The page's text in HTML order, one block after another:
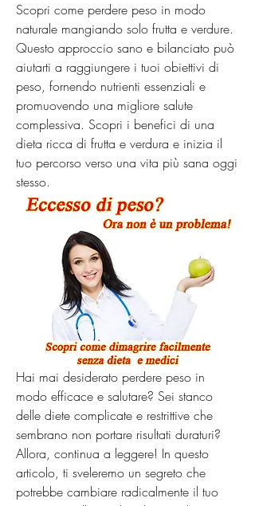
Scopri come perdere peso in modo
naturale mangiando solo frutta e verdure.
Questo approccio sano e bilanciato può
aiutarti a raggiungere i tuoi obiettivi di
peso, fornendo nutrienti essenziali e
promuovendo una migliore salute
complessiva. Scopri i benefici di una
dieta ricca di frutta e verdura e inizia il
tuo percorso verso una vita più sana oggi
stesso.
Hai mai desiderato perdere peso in
modo efficace e salutare? Sei stanco
delle diete complicate e restrittive che
sembrano non portare risultati duraturi?
Allora, continua a leggere! In questo
articolo, ti sveleremo un segreto che
potrebbe cambiare radicalmente il tuo